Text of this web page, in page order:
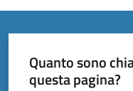
Quanto sono
questa pagina?